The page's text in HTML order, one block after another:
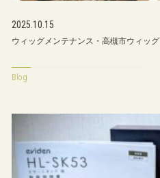
2025.10.15
ウィッグメンテナンス・高槻市ウィッグ
Blog